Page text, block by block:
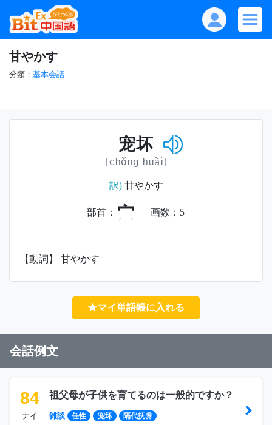
甘やかす
分類： 基本会話
宠坏
[chǒng huài]
訳)甘やかす
部首： 宀 画数： 5
【動詞】 甘やかす
★マイ単語帳に入れる
会話例文
84
ナイ
祖父母が子供を育てるのは一般的ですか？
雑談 任性 宠坏 隔代抚养